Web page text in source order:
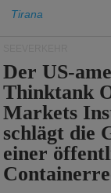
Tirana
Der US-
Thinktank
Markets
schlägt die
einer